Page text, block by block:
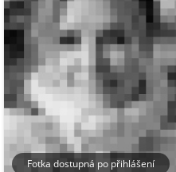
Fotka dostupná po přihlášení